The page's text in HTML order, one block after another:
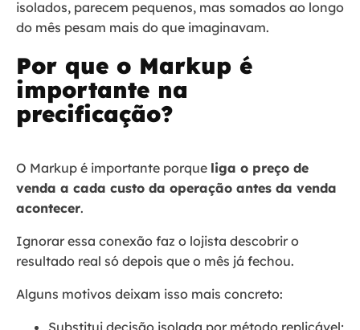
isolados, parecem pequenos, mas somados ao longo
do mês pesam mais do que imaginavam.
Por que o Markup é
importante na
precificação?
O Markup é importante porque liga o preço de
venda a cada custo da operação antes da venda
acontecer.
Ignorar essa conexão faz o lojista descobrir o
resultado real só depois que o mês já fechou.
Alguns motivos deixam isso mais concreto: